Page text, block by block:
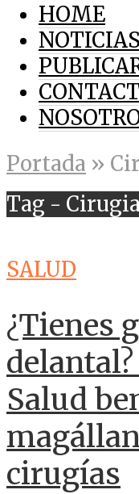
HOME
NOTICIAS
Portada »
Tag - Cirugia
SALUD
¿Tienes
Salud
cirugías